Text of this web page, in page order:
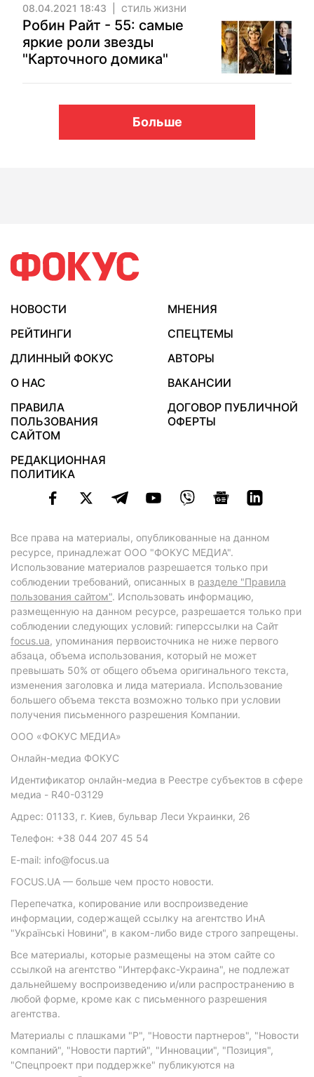
08.04.2021 18:43 СТИЛЬ ЖИЗНИ
Робин Райт - 55: самые
яркие роли звезды
"Карточного домика"
Больше
НОВОСТИ
МНЕНИЯ
РЕЙТИНГИ
СПЕЦТЕМЫ
ДЛИННЫЙ ФОКУС
АВТОРЫ
О НАС
ВАКАНСИИ
ПРАВИЛА
ПОЛЬЗОВАНИЯ
САЙТОМ
ДОГОВОР ПУБЛИЧНОЙ
ОФЕРТЫ
РЕДАКЦИОННАЯ
ПОЛИТИКА
Все права на материалы, опубликованные на данном
ресурсе, принадлежат ООО "ФОКУС МЕДИА".
Использование материалов разрешается только при
соблюдении требований, описанных в разделе "Правила
пользования сайтом". Использовать информацию,
размещенную на данном ресурсе, разрешается только при
соблюдении следующих условий: гиперссылки на Сайт
focus.ua, упоминания первоисточника не ниже первого
абзаца, объема использования, который не может
превышать 50% от общего объема оригинального текста,
изменения заголовка и лида материала. Использование
большего объема текста возможно только при условии
получения письменного разрешения Компании.
ООО «ФОКУС МЕДИА»
Онлайн-медиа ФОКУС
Идентификатор онлайн-медиа в Реестре субъектов в сфере
медиа - R40-03129
Адрес: 01133, г. Киев, бульвар Леси Украинки, 26
Телефон: +38 044 207 45 54
E-mail: info@focus.ua
FOCUS.UA — больше чем просто новости.
Перепечатка, копирование или воспроизведение
информации, содержащей ссылку на агентство ИнА
"Українські Новини", в каком-либо виде строго запрещены.
Все материалы, которые размещены на этом сайте со
ссылкой на агентство "Интерфакс-Украина", не подлежат
дальнейшему воспроизведению и/или распространению в
любой форме, кроме как с письменного разрешения
агентства.
Материалы с плашками "Р", "Новости партнеров", "Новости
компаний", "Новости партий", "Инновации", "Позиция",
"Спецпроект при поддержке" публикуются на